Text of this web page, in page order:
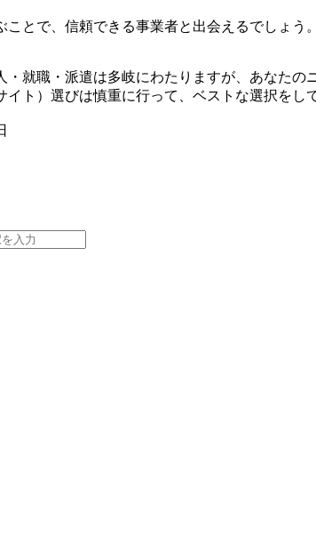
とで、信頼できる事業者と出会えるでしょう。
・就職・派遣は多岐にわたりますが、あなたの
ト）選びは慎重に行って、ベストな選択をし